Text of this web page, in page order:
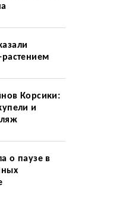
Корсики:
и
о паузе в